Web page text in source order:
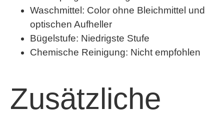
Waschmittel: Color ohne Bleichmittel und
optischen Aufheller
Bügelstufe: Niedrigste Stufe
Chemische Reinigung: Nicht empfohlen
Zusätzliche